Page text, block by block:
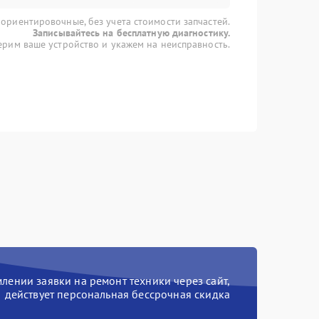
без учета стоимости запчастей.
Записывайтесь на бесплатную диагностику.
ваше устройство и укажем на неисправность.
заявки на ремонт техники через сайт,
действует персональная бессрочная скидка